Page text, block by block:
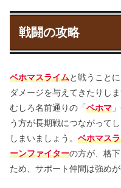
戦闘の攻略
ベホマスライムと戦うこと
ダメージを与えてきたりし
むしろ名前通りの「ベホマ
う方が長期戦につながって
しまいましょう。 ベホマス
ーンファイターの方が、格
ため、サポート仲間は強めが